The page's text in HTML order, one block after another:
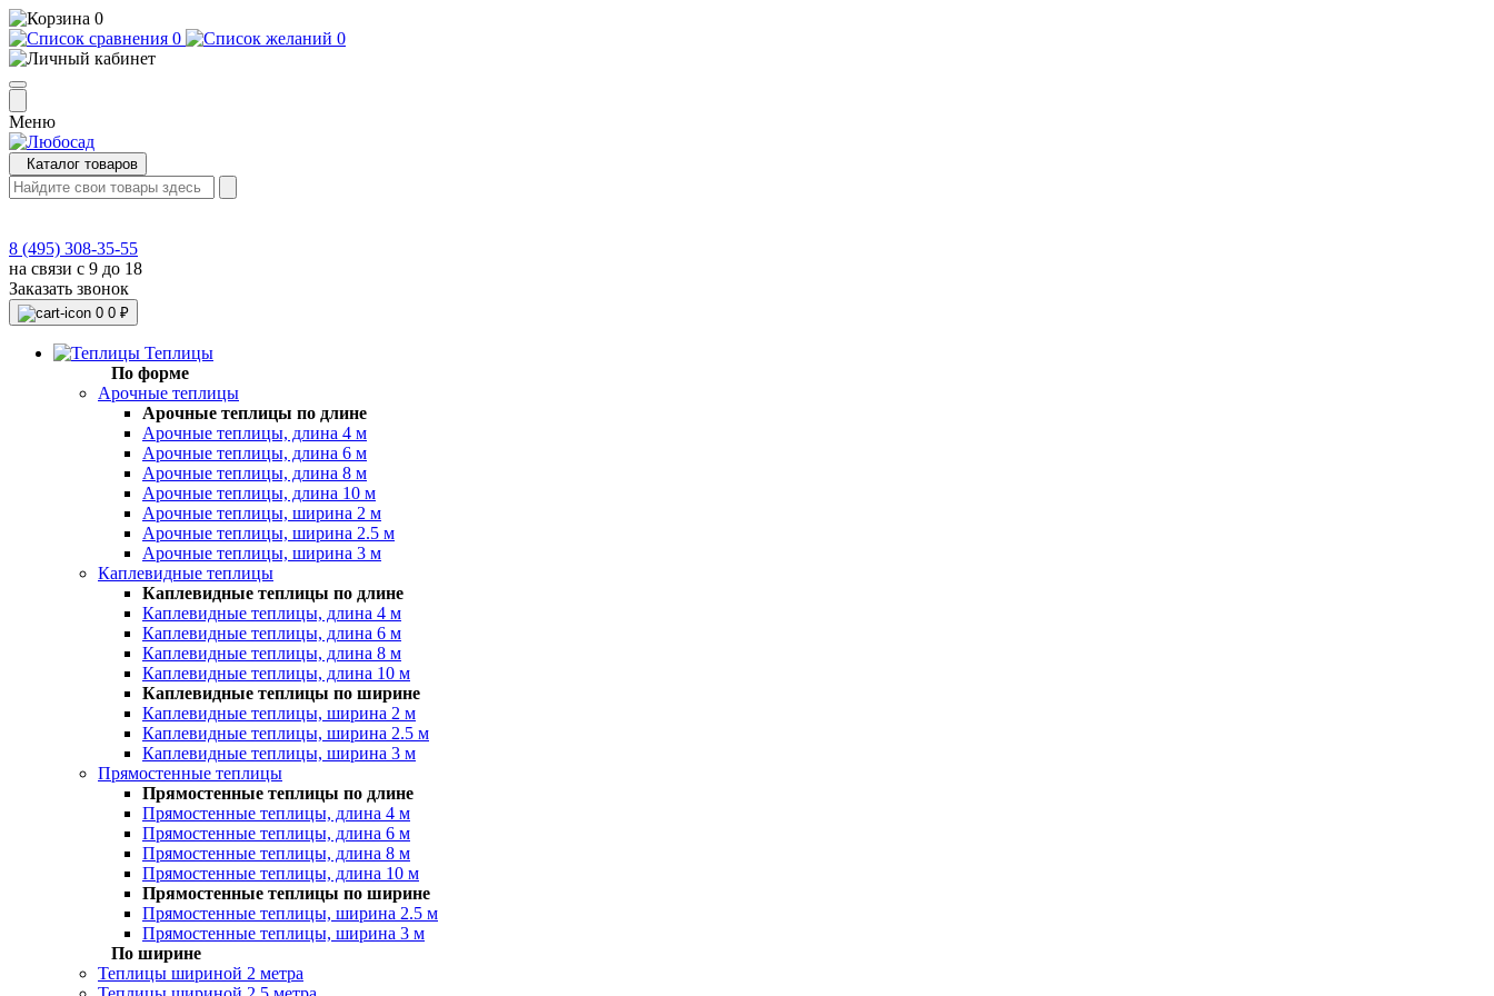
0
0
0
Меню
Каталог товаров
8 (495) 308-35-55
на связи с 9 до 18
Заказать звонок
0 0 ₽
Теплицы
По форме
Арочные теплицы
Арочные теплицы по длине
Арочные теплицы, длина 4 м
Арочные теплицы, длина 6 м
Арочные теплицы, длина 8 м
Арочные теплицы, длина 10 м
Арочные теплицы, ширина 2 м
Арочные теплицы, ширина 2.5 м
Арочные теплицы, ширина 3 м
Каплевидные теплицы
Каплевидные теплицы по длине
Каплевидные теплицы, длина 4 м
Каплевидные теплицы, длина 6 м
Каплевидные теплицы, длина 8 м
Каплевидные теплицы, длина 10 м
Каплевидные теплицы по ширине
Каплевидные теплицы, ширина 2 м
Каплевидные теплицы, ширина 2.5 м
Каплевидные теплицы, ширина 3 м
Прямостенные теплицы
Прямостенные теплицы по длине
Прямостенные теплицы, длина 4 м
Прямостенные теплицы, длина 6 м
Прямостенные теплицы, длина 8 м
Прямостенные теплицы, длина 10 м
Прямостенные теплицы по ширине
Прямостенные теплицы, ширина 2.5 м
Прямостенные теплицы, ширина 3 м
По ширине
Теплицы шириной 2 метра